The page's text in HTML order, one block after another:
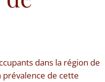
dans la région de
de cette